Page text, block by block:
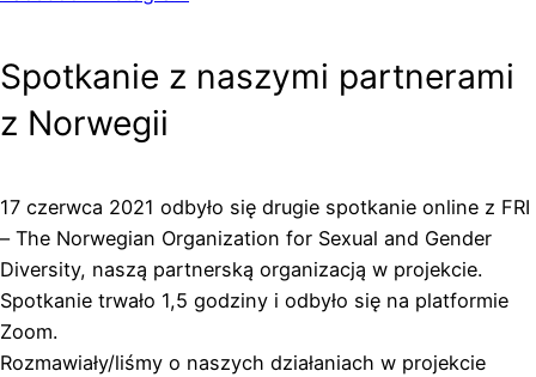
Spotkanie z naszymi partnerami
z Norwegii
17 czerwca 2021 odbyło się drugie spotkanie online z FRI
– The Norwegian Organization for Sexual and Gender
Diversity, naszą partnerską organizacją w projekcie.
Spotkanie trwało 1,5 godziny i odbyło się na platformie
Zoom.
Rozmawiały/liśmy o naszych działaniach w projekcie